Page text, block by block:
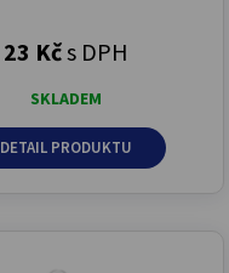
23 Kčs DPH
SKLADEM
DETAIL PRODUKTU